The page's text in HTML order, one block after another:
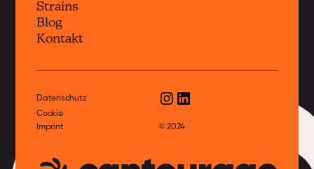
Strains
Blog
Kontakt
Datenschutz
Cookie
Imprint
© 2024